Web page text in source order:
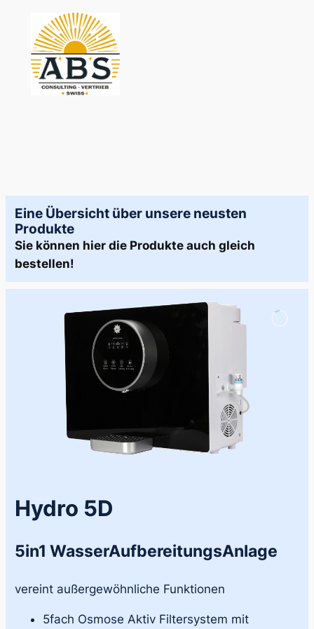
springen
Eine Übersicht über unsere neusten
Produkte
Sie können hier die Produkte auch gleich
bestellen!
Hydro 5D
5in1 WasserAufbereitungsAnlage
vereint außergewöhnliche Funktionen
5fach Osmose Aktiv Filtersystem mit